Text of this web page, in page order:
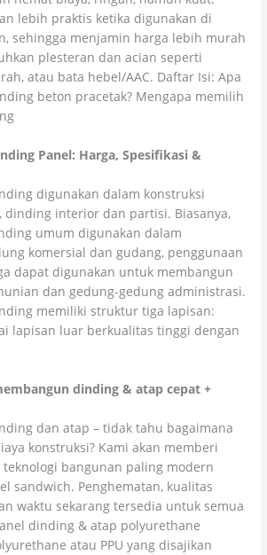
lebih praktis ketika digunakan di
sehingga menjamin harga lebih murah
plesteran dan acian seperti
atau bata hebel/AAC. Daftar Isi: Apa
beton pracetak? Mengapa memilih
Panel: Harga, Spesifikasi &
digunakan dalam konstruksi
dinding interior dan partisi. Biasanya,
umum digunakan dalam
komersial dan gudang, penggunaan
dapat digunakan untuk membangun
dan gedung-gedung administrasi.
memiliki struktur tiga lapisan:
lapisan luar berkualitas tinggi dengan
dinding & atap cepat +
dan atap – tidak tahu bagaimana
konstruksi? Kami akan memberi
bangunan paling modern
sandwich. Penghematan, kualitas
waktu sekarang tersedia untuk semua
dinding & atap polyurethane
atau PPU yang disajikan